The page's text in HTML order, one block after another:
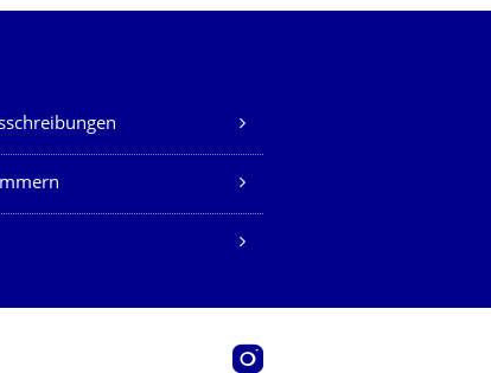
Instagram